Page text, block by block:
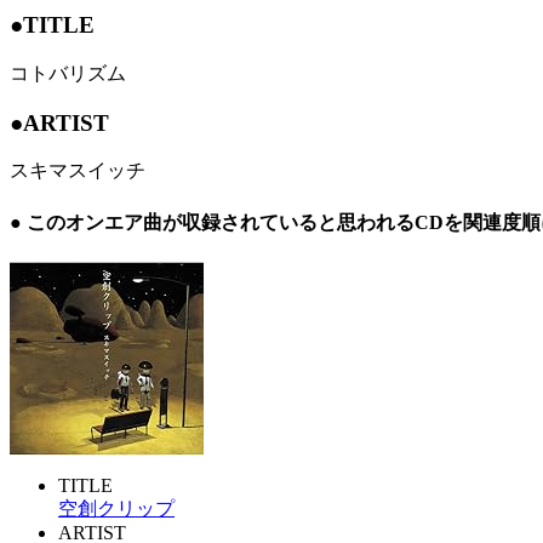
●TITLE
コトバリズム
●ARTIST
スキマスイッチ
● このオンエア曲が収録されていると思われるCDを関連度
TITLE
空創クリップ
ARTIST